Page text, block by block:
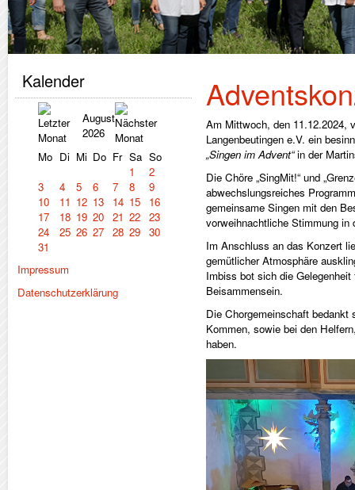
Kalender
August
2026
Mo Di Mi Do Fr Sa So
1
2
3
4 5 6 7 8
9
10
11 12 13 14 15
16
17
18 19 20 21 22
23
24
25 26 27 28 29
30
31
Impressum
Datenschutzerklärung
Am Mittwoch, den 11.12.2024,
Langenbeutingen e.V. ein
„Singen im Advent“in der
Die Chöre „SingMit!“ und
abwechslungsreiches
gemeinsame Singen mit den
vorweihnachtliche Stimmung in
Im Anschluss an das Konzert
gemütlicher Atmosphäre
Imbiss bot sich die
Beisammensein.
Die Chorgemeinschaft bedankt
Kommen, sowie bei den
haben.